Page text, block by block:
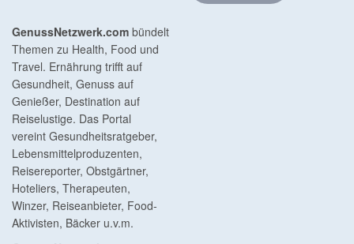
GenussNetzwerk.com bündelt
Themen zu Health, Food und
Travel. Ernährung trifft auf
Gesundheit, Genuss auf
Genießer, Destination auf
Reiselustige. Das Portal
vereint Gesundheitsratgeber,
Lebensmittelproduzenten,
Reisereporter, Obstgärtner,
Hoteliers, Therapeuten,
Winzer, Reiseanbieter, Food-
Aktivisten, Bäcker u.v.m.